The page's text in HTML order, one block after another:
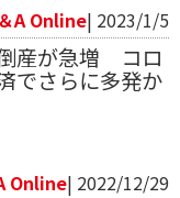
A Online| 2023/1/5
産が急増 コロ
でさらに多発か
Online| 2022/12/29